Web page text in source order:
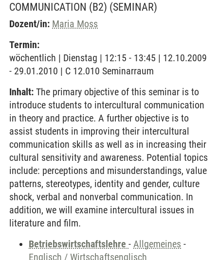
COMMUNICATION (B2) (SEMINAR)
Dozent/in: Maria Moss
Termin:
wöchentlich | Dienstag | 12:15 - 13:45 | 12.10.2009
- 29.01.2010 | C 12.010 Seminarraum
Inhalt: The primary objective of this seminar is to
introduce students to intercultural communication
in theory and practice. A further objective is to
assist students in improving their intercultural
communication skills as well as in increasing their
cultural sensitivity and awareness. Potential topics
include: perceptions and misunderstandings, value
patterns, stereotypes, identity and gender, culture
shock, verbal and nonverbal communication. In
addition, we will examine intercultural issues in
literature and film.
Betriebswirtschaftslehre - Allgemeines -
Englisch / Wirtschaftsenglisch